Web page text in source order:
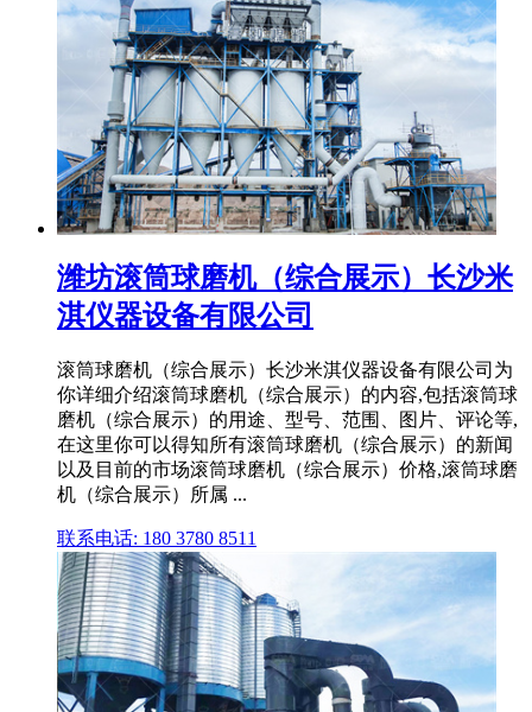
潍坊滚筒球磨机（综合展示）长沙米
淇仪器设备有限公司
滚筒球磨机（综合展示）长沙米淇仪器设备有限公司为
你详细介绍滚筒球磨机（综合展示）的内容,包括滚筒球
磨机（综合展示）的用途、型号、范围、图片、评论等,
在这里你可以得知所有滚筒球磨机（综合展示）的新闻
以及目前的市场滚筒球磨机（综合展示）价格,滚筒球磨
机（综合展示）所属 ...
联系电话: 180 3780 8511